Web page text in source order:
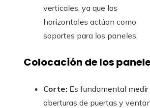
verticales, ya que los
horizontales actúan como
soportes para los paneles.
Colocación de los
Corte: Es fundamental medir
aberturas de puertas y